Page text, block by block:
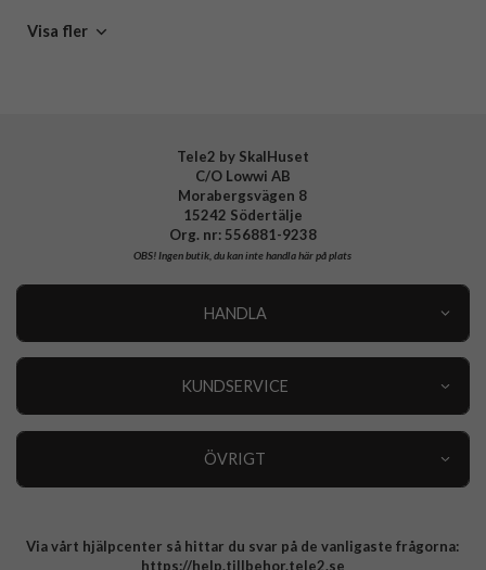
Nothing Phone (4a) Laddare, Kablar & Hörlurar
Nothing Phone 3 Laddare, Kablar & Hörlurar
Samsung Galaxy A57 Laddare, Kablar & Hörlurar
Samsung Galaxy A37 Laddare, Kablar & Hörlurar
Samsung Galaxy A27 Laddare, Kablar & Hörlurar
OnePlus 15R Laddare, Kablar & Hörlurar
Visa fler
Tele2 by SkalHuset
C/O Lowwi AB
Morabergsvägen 8
15242 Södertälje
Org. nr: 556881-9238
OBS!Ingen butik, du kan inte handla här på plats
HANDLA
KUNDSERVICE
ÖVRIGT
Integritetspolicy
Via vårt hjälpcenter så hittar du svar på de vanligaste frågorna:
https://help.tillbehor.tele2.se